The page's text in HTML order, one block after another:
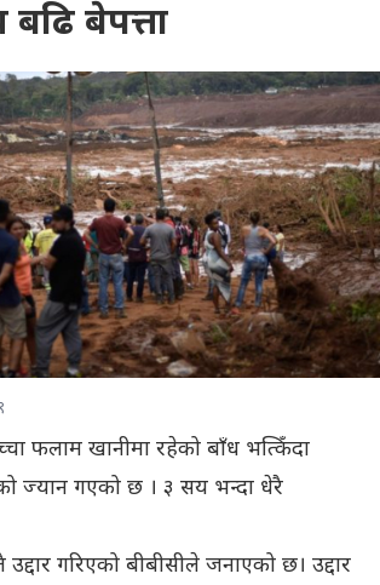
बेपत्ता
फलाम खानीमा रहेको बाँध भत्किँदा
ज्यान गएको छ । ३ सय भन्दा धेरै
गरिएको बीबीसीले जनाएको छ। उद्दार